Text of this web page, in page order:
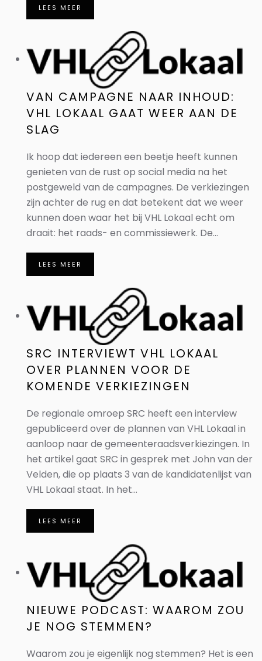
LEES MEER
VAN CAMPAGNE NAAR INHOUD:
VHL LOKAAL GAAT WEER AAN DE
SLAG
Ik hoop dat iedereen een beetje heeft kunnen
genieten van de rust op social media na het
postgeweld van de campagnes. De verkiezingen
zijn achter de rug en dat betekent dat we weer
kunnen doen waar het bij VHL Lokaal echt om
draait: het raads- en commissiewerk. De...
LEES MEER
SRC INTERVIEWT VHL LOKAAL
OVER PLANNEN VOOR DE
KOMENDE VERKIEZINGEN
De regionale omroep SRC heeft een interview
gepubliceerd over de plannen van VHL Lokaal in
aanloop naar de gemeenteraadsverkiezingen. In
het artikel gaat SRC in gesprek met John van der
Velden, die op plaats 3 van de kandidatenlijst van
VHL Lokaal staat. In het...
LEES MEER
NIEUWE PODCAST: WAAROM ZOU
JE NOG STEMMEN?
Waarom zou je eigenlijk nog stemmen? Het is een